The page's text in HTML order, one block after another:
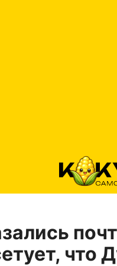
что